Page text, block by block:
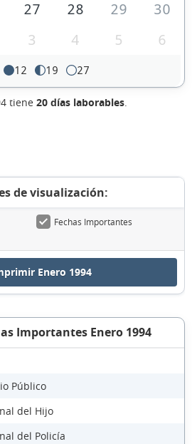
27 28 29
30
3 4 5 6
12 19 27
tiene 20 días laborables.
de visualización:
Fechas Importantes
Enero 1994
Importantes Enero 1994
Público
del Hijo
del Policía